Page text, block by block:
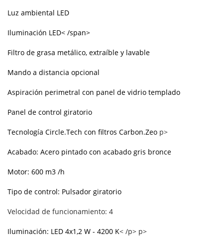
Luz ambiental LED
Iluminación LED< /span>
Filtro de grasa metálico, extraíble y lavable
Mando a distancia opcional
Aspiración perimetral con panel de vidrio templado
Panel de control giratorio
Tecnología Circle.Tech con filtros Carbon.Zeo p>
Acabado: Acero pintado con acabado gris bronce
Motor: 600 m3 /h
Tipo de control: Pulsador giratorio
Velocidad de funcionamiento: 4
Iluminación: LED 4x1,2 W - 4200 K< /p> p>